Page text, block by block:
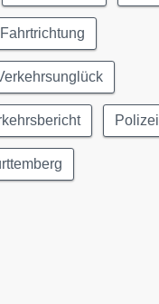
Fahrtrichtung
Polizei